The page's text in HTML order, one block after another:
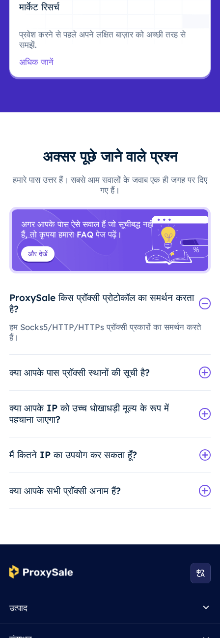
मार्केट रिसर्च
प्रवेश करने से पहले अपने लक्षित बाज़ार को अच्छी तरह से
समझें.
अधिक जानें
अक्सर पूछे जाने वाले प्रश्न
हमारे पास उत्तर हैं। सबसे आम सवालों के जवाब एक ही जगह पर दिए
गए हैं।
अगर आपके पास ऐसे सवाल हैं जो सूचीबद्ध नहीं
हैं, तो कृपया हमारा FAQ पेज पढ़ें।
और देखें
ProxySale किस प्रॉक्सी प्रोटोकॉल का समर्थन करता
है?
हम Socks5/HTTP/HTTPs प्रॉक्सी प्रकारों का समर्थन करते
हैं।
क्या आपके पास प्रॉक्सी स्थानों की सूची है?
क्या आपके IP को उच्च धोखाधड़ी मूल्य के रूप में
पहचाना जाएगा?
मैं कितने IP का उपयोग कर सकता हूँ?
क्या आपके सभी प्रॉक्सी अनाम हैं?
उत्पाद